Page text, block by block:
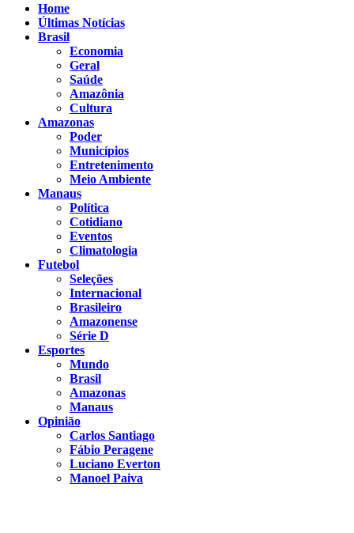
Home
Últimas Notícias
Brasil
Economia
Geral
Saúde
Amazônia
Cultura
Amazonas
Poder
Municípios
Entretenimento
Meio Ambiente
Manaus
Política
Cotidiano
Eventos
Climatologia
Futebol
Seleções
Internacional
Brasileiro
Amazonense
Série D
Esportes
Mundo
Brasil
Amazonas
Manaus
Opinião
Carlos Santiago
Fábio Peragene
Luciano Everton
Manoel Paiva